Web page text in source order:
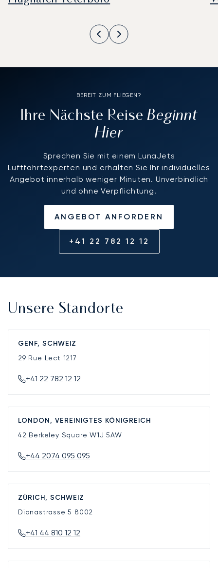
BEREIT ZUM FLIEGEN?
Ihre Nächste ReiseBeginnt
Hier
Sprechen Sie mit einem LunaJets
Luftfahrtexperten und erhalten Sie Ihr individuelles
Angebot innerhalb weniger Minuten. Unverbindlich
und ohne Verpflichtung.
ANGEBOT ANFORDERN
+41 22 782 12 12
Unsere Standorte
GENF, SCHWEIZ
29 Rue Lect 1217
+41 22 782 12 12
LONDON, VEREINIGTES KÖNIGREICH
42 Berkeley SquareW1J 5AW
+44 2074 095 095
ZÜRICH, SCHWEIZ
Dianastrasse 5 8002
+41 44 810 12 12